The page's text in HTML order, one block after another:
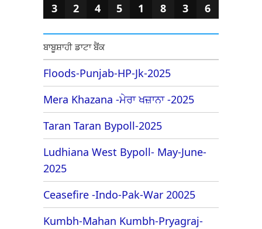
3 2 4 5 1 8 3 6
ਬਾਬੂਸ਼ਾਹੀ ਡਾਟਾ ਬੈਂਕ
Floods-Punjab-HP-Jk-2025
Mera Khazana -ਮੇਰਾ ਖਜ਼ਾਨਾ -2025
Taran Taran Bypoll-2025
Ludhiana West Bypoll- May-June-
2025
Ceasefire -Indo-Pak-War 20025
Kumbh-Mahan Kumbh-Pryagraj-